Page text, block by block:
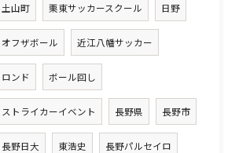
土山町 栗東サッカースクール 日野
オフザボール 近江八幡サッカー
ロンド ボール回し
ストライカーイベント 長野県 長野市
長野日大 東浩史 長野パルセイロ